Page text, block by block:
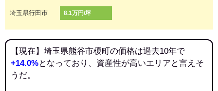
埼玉県行田市 8.1万円/坪
【現在】埼玉県熊谷市榎町の価格は過去10年で
+14.0%となっており、資産性が高いエリアと言えそ
うだ。